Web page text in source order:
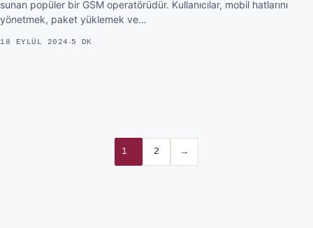
sunan popüler bir GSM operatörüdür. Kullanıcılar, mobil hatlarını
yönetmek, paket yüklemek ve…
18 EYLÜL 2024 5 DK
1 2 →